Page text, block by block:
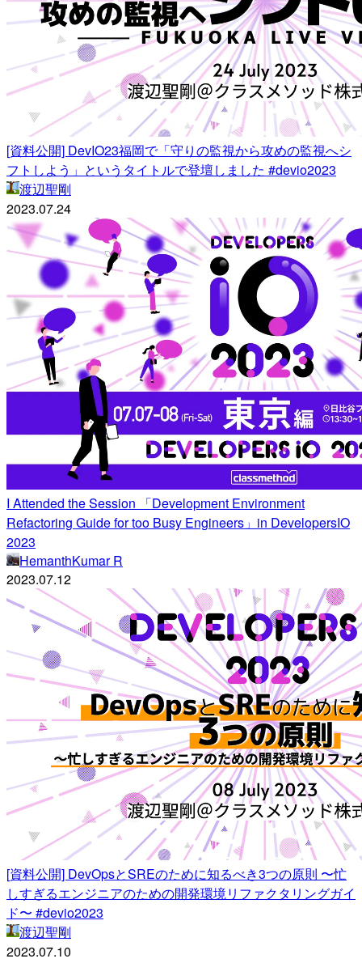
[資料公開] DevIO23福岡で「守りの監視から攻めの監視へシ
フトしよう」というタイトルで登壇しました #devio2023
渡辺聖剛
2023.07.24
I Attended the Session 「Development Environment
Refactoring Guide for too Busy Engineers」in DevelopersIO
2023
HemanthKumar R
2023.07.12
[資料公開] DevOpsとSREのために知るべき3つの原則 〜忙
しすぎるエンジニアのための開発環境リファクタリングガイ
ド〜 #devio2023
渡辺聖剛
2023.07.10